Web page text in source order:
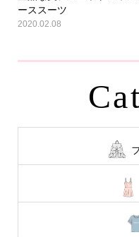
ーススーツ
2020.02.08